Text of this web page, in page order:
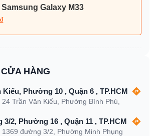
Samsung Galaxy M33
HÀNG
Kiểu, Phường 10 , Quận 6 , TP.HCM
Trần Văn Kiểu, Phường Bình Phú,
3/2, Phường 16 , Quận 11 , TP.HCM
đường 3/2, Phường Minh Phụng